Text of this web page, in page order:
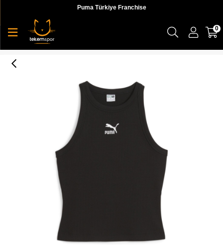
Puma Türkiye Franchise
0